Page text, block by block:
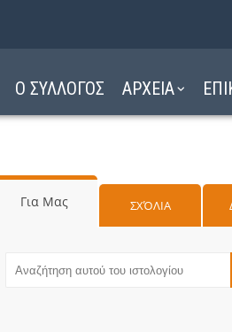
Ο ΣΥΛΛΟΓΟΣ ΑΡΧΕΙΑ
Για Μας ΣΧΌΛΙΑ